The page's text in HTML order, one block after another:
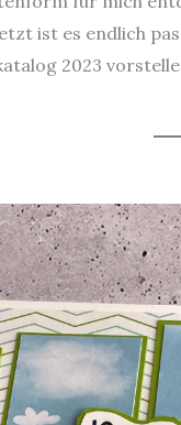
ist es endlich
2023